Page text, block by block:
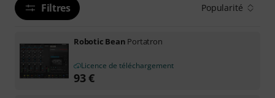
Filtres Popularité
Robotic Bean Portatron
Licence de téléchargement
93€